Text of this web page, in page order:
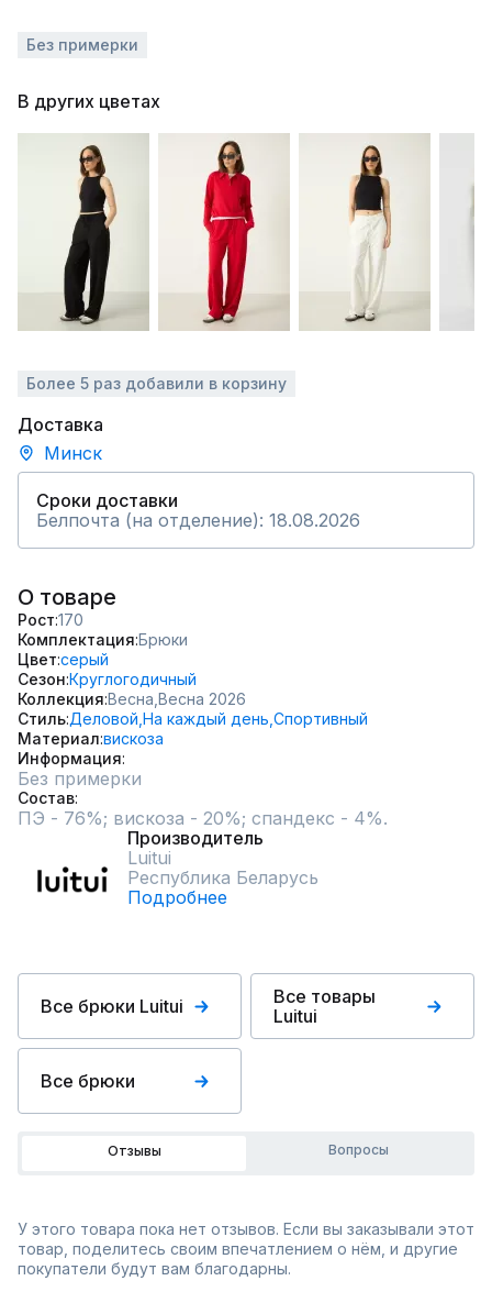
Без примерки
В других цветах
Более 5 раз добавили в корзину
Доставка
Минск
Сроки доставки
Белпочта (на отделение): 18.08.2026
О товаре
Рост 170
Комплектация Брюки
Цвет серый
Сезон Круглогодичный
Коллекция Весна, Весна 2026
Стиль Деловой, На каждый день, Спортивный
Материал вискоза
Информация
Без примерки
Состав
ПЭ - 76%; вискоза - 20%; спандекс - 4%.
Производитель
Luitui
Республика Беларусь
Подробнее
Все брюки Luitui
Все товары
Luitui
Все брюки
Отзывы Вопросы
У этого товара пока нет отзывов. Если вы заказывали этот
товар, поделитесь своим впечатлением о нём, и другие
покупатели будут вам благодарны.